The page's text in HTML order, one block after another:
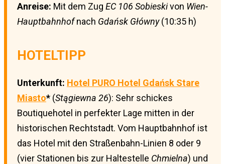
Anreise: Mit dem Zug EC 106 Sobieskivon Wien-
Hauptbahnhofnach Gdańsk Główny(10:35 h)
HOTELTIPP
Unterkunft: Hotel PURO Hotel Gdańsk Stare
Miasto* (Stągiewna 26): Sehr schickes
Boutiquehotel in perfekter Lage mitten in der
historischen Rechtstadt. Vom Hauptbahnhof ist
das Hotel mit den Straßenbahn-Linien 8 oder 9
(vier Stationen bis zur Haltestelle Chmielna) und